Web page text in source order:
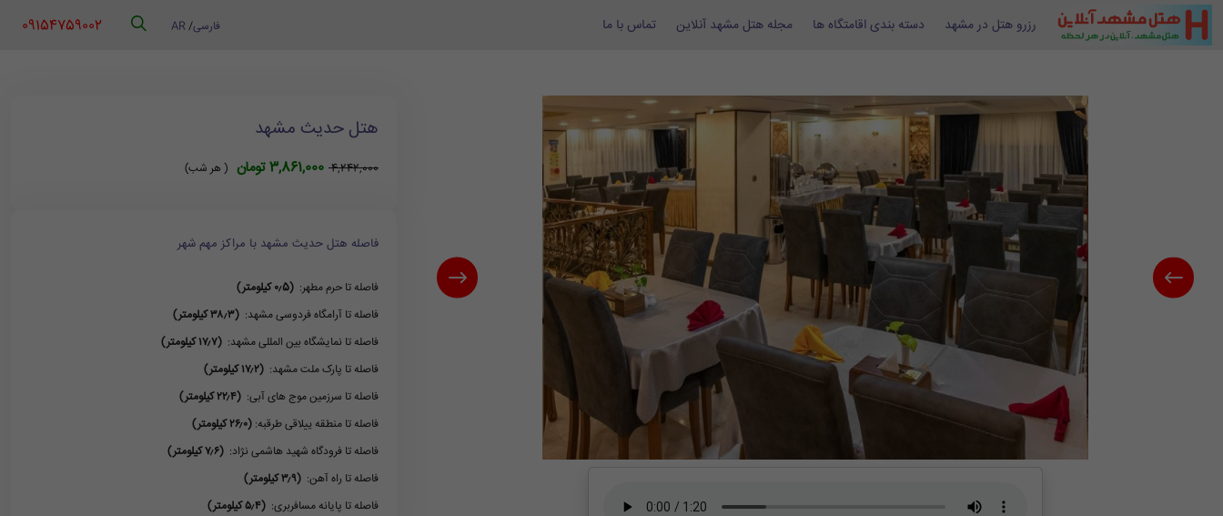
رزرو هتل در مشهد دسته بندی اقامتگاه ها مجله هتل مشهد آنلاین تماس با ما فارسی/
AR
‪ 09154759002
هتل حدیث مشهد
4,242,000 3,861,000 تومان ( هر شب)
فاصله هتل حدیث مشهد با مراکز مهم شهر
فاصله تا حرم مطهر: (۰٫5 کیلومتر)
فاصله تا آرامگاه فردوسی مشهد: (۳۸٫۳ کیلومتر)
فاصله تا نمایشگاه بین المللی مشهد: (۱۷٫۷ کیلومتر)
فاصله تا پارک ملت مشهد: (۱۷٫۲ کیلومتر)
فاصله تا سرزمین موج های آبی: (۲۲٫۴ کیلومتر)
فاصله تا منطقه ییلاقی طرقبه: (۲۶٫۰ کیلومتر)
فاصله تا فرودگاه شهید هاشمی نژاد: (۷٫۶ کیلومتر)
فاصله تا راه آهن: (۳٫۹ کیلومتر)
فاصله تا پایانه مسافربری: (۵٫۴ کیلومتر)